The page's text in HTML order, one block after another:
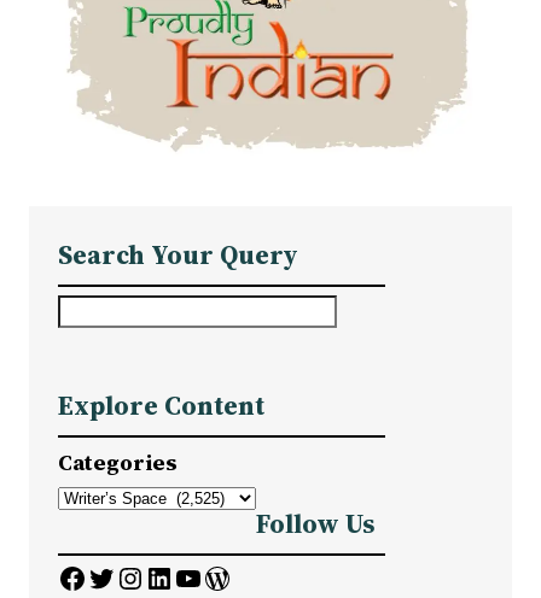
Search Your Query
r
c
h
Explore Content
Categories
Follow Us
Facebook Twitter InstagramLinkedIn YouTube WordPress